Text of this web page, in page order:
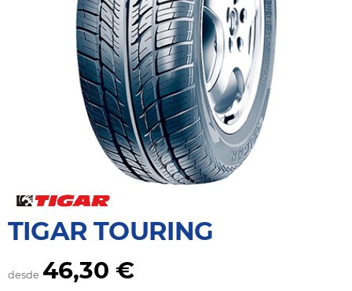
TIGAR TOURING
desde 46,30 €